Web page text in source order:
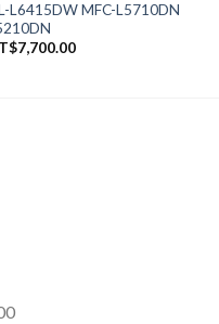
L6415DW MFC-L5710DN
7,700.00